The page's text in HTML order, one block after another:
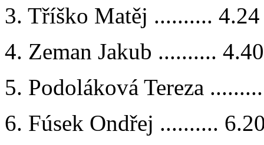
3. Tříško Matěj ..........
4. Zeman Jakub ..........
5. Podoláková Tereza
6. Fúsek Ondřej ..........